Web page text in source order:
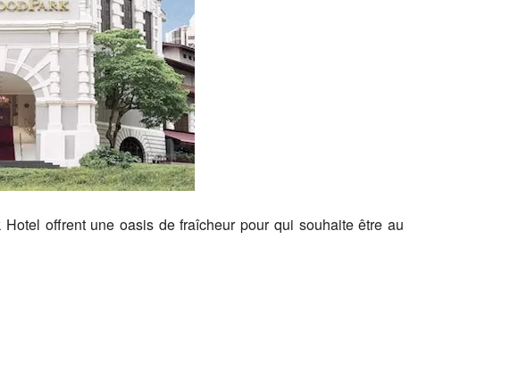
offrent une oasis de fraîcheur pour qui souhaite être au